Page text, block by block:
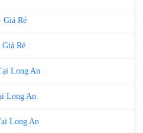
Giá Rẻ
Rẻ
Long An
Long An
Long An